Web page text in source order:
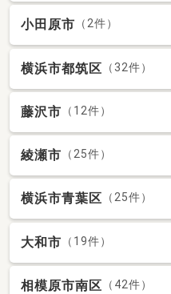
小田原市 （2件）
横浜市都筑区 （32件）
藤沢市 （12件）
綾瀬市 （25件）
横浜市青葉区 （25件）
大和市 （19件）
相模原市南区 （42件）